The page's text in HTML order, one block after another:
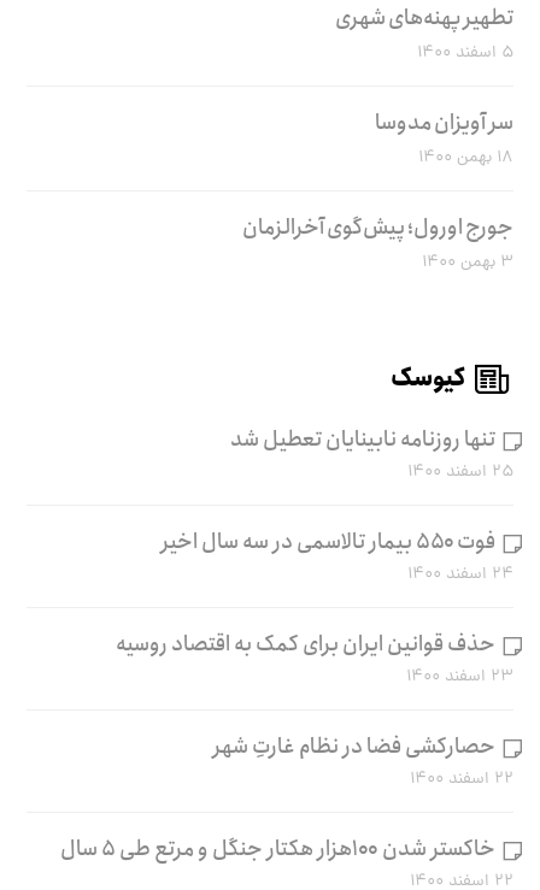
تطهیر پهنه‌های شهری
۵ اسفند ۱۴۰۰
سر آویزان مدوسا
۱۸ بهمن ۱۴۰۰
جورج اورول؛ پیش‌گوی آخرالزمان
۳ بهمن ۱۴۰۰
کیوسک
تنها روزنامه نابینایان تعطیل شد
۲۵ اسفند ۱۴۰۰
فوت ۵۵۰ بیمار تالاسمی در سه سال اخیر
۲۴ اسفند ۱۴۰۰
حذف قوانین ایران برای کمک به اقتصاد روسیه
۲۳ اسفند ۱۴۰۰
حصارکشی فضا در نظام غارتِ شهر
۲۲ اسفند ۱۴۰۰
خاکستر شدن ۱۰۰هزار هکتار جنگل و مرتع طی ۵ سال
۲۲ اسفند ۱۴۰۰